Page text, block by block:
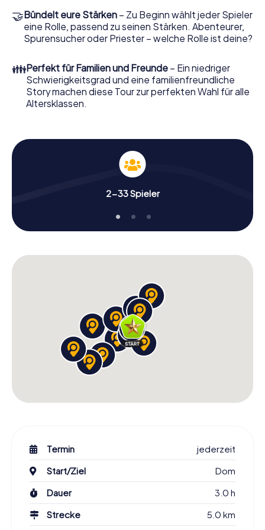
🤝Bündelt eure Stärken – Zu Beginn wählt jeder Spieler
eine Rolle, passend zu seinen Stärken. Abenteurer,
Spurensucher oder Priester – welche Rolle ist deine?
👪Perfekt für Familien und Freunde – Ein niedriger
Schwierigkeitsgrad und eine familienfreundliche
Story machen diese Tour zur perfekten Wahl für alle
Altersklassen.
2-33 Spieler
Termin
jederzeit
Start/Ziel
Dom
Dauer
3.0 h
Strecke
5.0 km